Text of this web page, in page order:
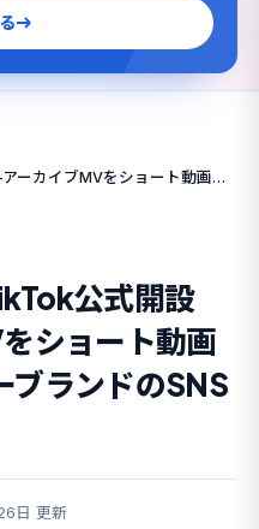
SPEED 30周年でTikTok公式開設——アーカイブMVをショート動画に変える、レガシーブランドのSNS参入戦略
公式開設
ショート動画
ブランドのSNS
日 更新